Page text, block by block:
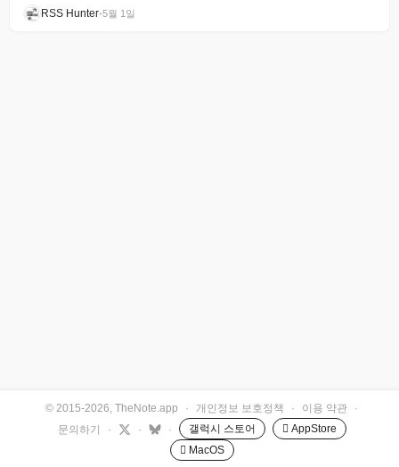
RSS Hunter•5월 1일
© 2015-2026, TheNote.app · 개인정보 보호정책 · 이용 약관
·
문의하기
· · · 갤럭시 스토어
 AppStore
 MacOS